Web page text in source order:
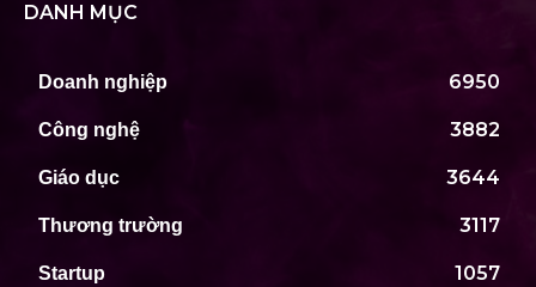
DANH MỤC
Doanh nghiệp 6950
Công nghệ 3882
Giáo dục 3644
Thương trường 3117
Startup 1057